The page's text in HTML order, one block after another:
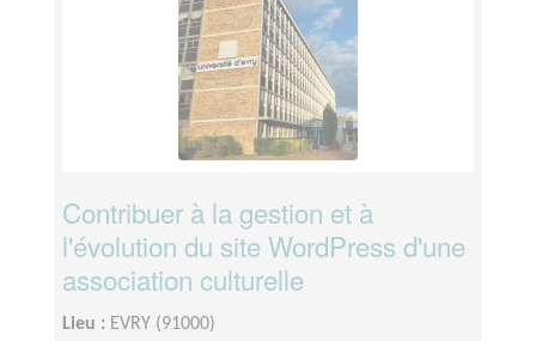
Contribuer à la gestion et à
l'évolution du site WordPress d'une
association culturelle
Lieu : EVRY (91000)